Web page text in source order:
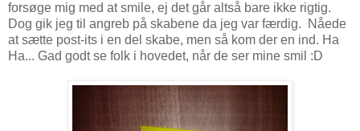
forsøge mig med at smile, ej det går altså bare ikke rigtig.
Dog gik jeg til angreb på skabene da jeg var færdig. Nåede
at sætte post-its i en del skabe, men så kom der en ind. Ha
Ha... Gad godt se folk i hovedet, når de ser mine smil :D